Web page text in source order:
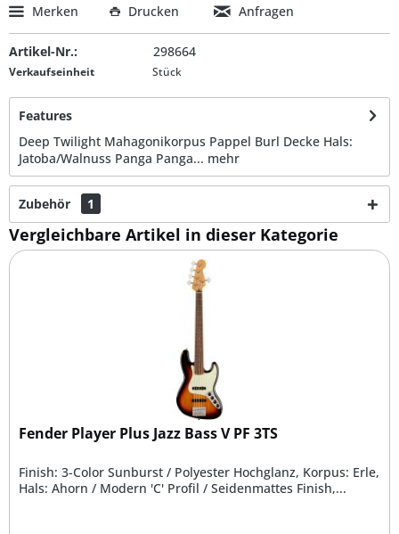
Merken Drucken Anfragen
Artikel-Nr.: 298664
Verkaufseinheit Stück
Features
Deep Twilight Mahagonikorpus Pappel Burl Decke Hals:
Jatoba/Walnuss Panga Panga... mehr
Zubehör 1
Vergleichbare Artikel in dieser Kategorie
Fender Player Plus Jazz Bass V PF 3TS
Finish: 3-Color Sunburst / Polyester Hochglanz, Korpus: Erle,
Hals: Ahorn / Modern 'C' Profil / Seidenmattes Finish,...